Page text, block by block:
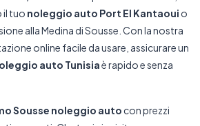
il tuo noleggio auto Port El Kantaoui o
alla Medina di Sousse. Con la nostra
online facile da usare, assicurare un
auto Tunisiaè rapido e senza
Sousse noleggio auto con prezzi